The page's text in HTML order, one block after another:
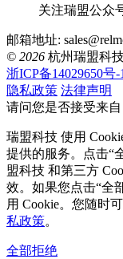
关注瑞盟公众
邮箱地址:
© 2026 杭州瑞盟科
浙ICP备14029650号-1
隐私政策 法律声明
请问您是否接受来自
瑞盟科技 使用
提供的服务。点击“
盟科技 和第三方
效。如果您点击“全
用 Cookie。您随时
私政策。
全部拒绝